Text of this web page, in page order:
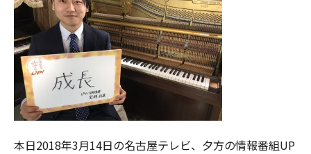
本日2018年3月14日の名古屋テレビ、夕方の情報番組UP